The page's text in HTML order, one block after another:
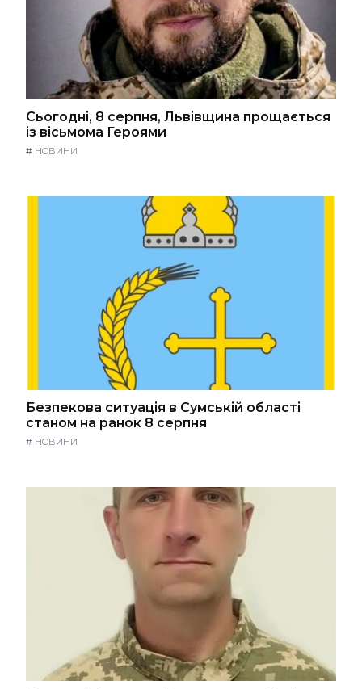
Сьогодні, 8 серпня, Львівщина прощається
із вісьмома Героями
# НОВИНИ
Безпекова ситуація в Сумській області
станом на ранок 8 серпня
# НОВИНИ